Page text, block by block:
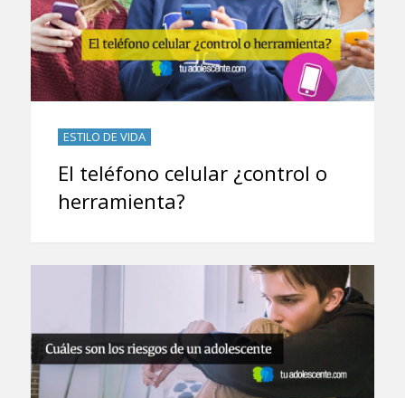
ESTILO DE VIDA
El teléfono celular ¿control o
herramienta?